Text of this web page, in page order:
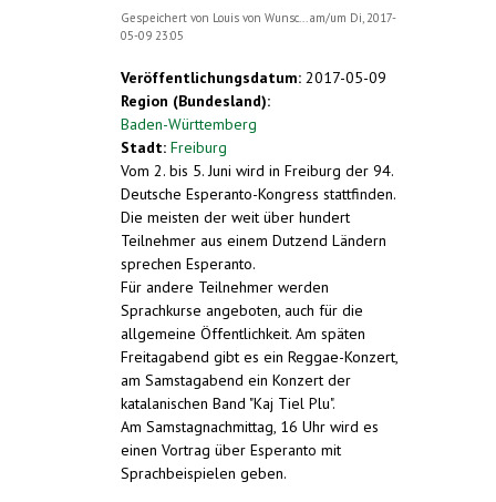
Gespeichert von Louis von Wunsc...am/um Di, 2017-
05-09 23:05
Veröffentlichungsdatum: 2017-05-09
Region (Bundesland):
Baden-Württemberg
Stadt: Freiburg
Vom 2. bis 5. Juni wird in Freiburg der 94.
Deutsche Esperanto-Kongress stattfinden.
Die meisten der weit über hundert
Teilnehmer aus einem Dutzend Ländern
sprechen Esperanto.
Für andere Teilnehmer werden
Sprachkurse angeboten, auch für die
allgemeine Öffentlichkeit. Am späten
Freitagabend gibt es ein Reggae-Konzert,
am Samstagabend ein Konzert der
katalanischen Band "Kaj Tiel Plu".
Am Samstagnachmittag, 16 Uhr wird es
einen Vortrag über Esperanto mit
Sprachbeispielen geben.